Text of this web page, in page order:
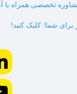
برای شما؛ کلیک کنید!